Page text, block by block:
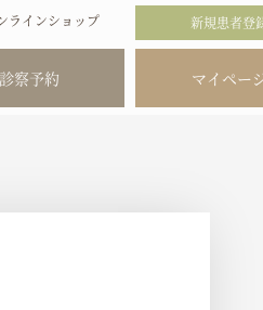
ラインショップ 新規患者登
診察予約 マイペー